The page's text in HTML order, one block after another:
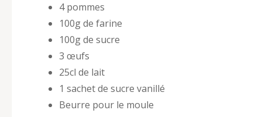
4 pommes
100g de farine
100g de sucre
3 œufs
25cl de lait
1 sachet de sucre vanillé
Beurre pour le moule